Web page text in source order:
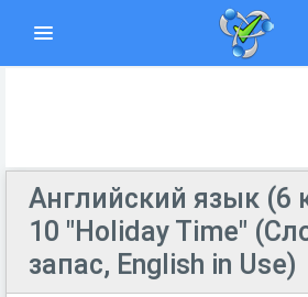
Английский язык (6
10 "Holiday Time"
запас, English in Use)